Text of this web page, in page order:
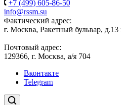
+7 (499) 605-86-50
info@rssm.su
Фактический адрес:
г. Москва, Ракетный бульвар,
Почтовый адрес:
129366, г. Москва, а/я 704
Вконтакте
Telegram